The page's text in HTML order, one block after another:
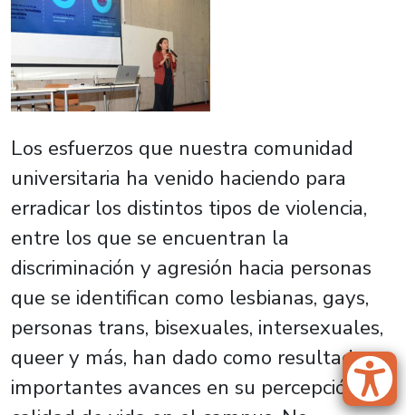
Los esfuerzos que nuestra comunidad
universitaria ha venido haciendo para
erradicar los distintos tipos de violencia,
entre los que se encuentran la
discriminación y agresión hacia personas
que se identifican como lesbianas, gays,
personas trans, bisexuales, intersexuales,
queer y más, han dado como resultados
importantes avances en su percepción de